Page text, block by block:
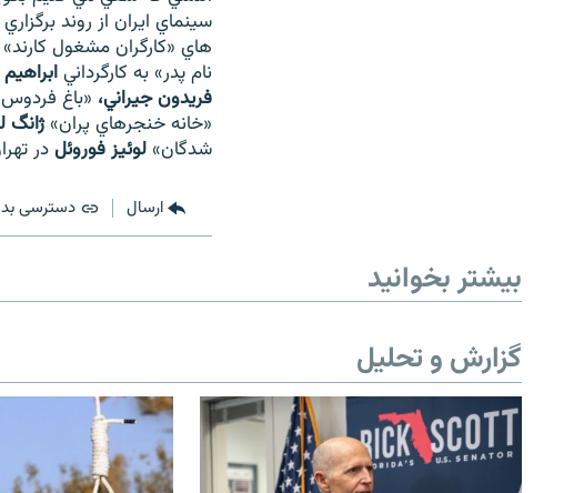
سينماي ايران از روند
هاي «كارگران مشغول كارند»
نام پدر» به كارگرداني
فريدون جيراني، «باغ
«خانه خنجرهاي پران»ژانگ
شدگان»لوئيز فوروئلدر
ارسال دسترسی
بیشتر بخوانید
گزارش و تحلیل